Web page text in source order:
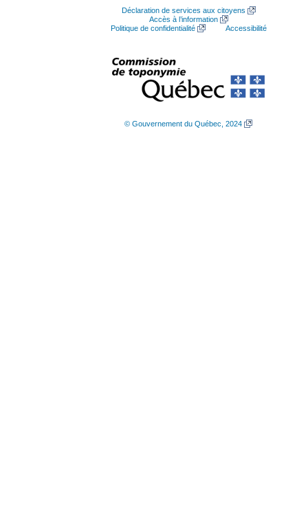
Déclaration de services aux citoyens
Accès à l’information
Politique de confidentialité
Accessibilité
© Gouvernement du Québec, 2024